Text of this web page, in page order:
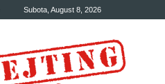
Subota, August 8, 2026